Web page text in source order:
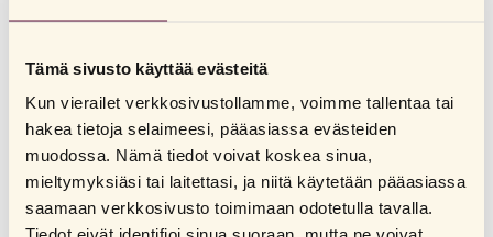
Tämä sivusto käyttää evästeitä
Kun vierailet verkkosivustollamme, voimme tallentaa tai
hakea tietoja selaimeesi, pääasiassa evästeiden
muodossa. Nämä tiedot voivat koskea sinua,
mieltymyksiäsi tai laitettasi, ja niitä käytetään pääasiassa
saamaan verkkosivusto toimimaan odotetulla tavalla.
vaikkei seksin harrastaminen olekaan fyysisesti haitallista,
harrastamisen psyykkisesti rasittavaksi raskauden aikana. Jos
jompikumpi teistä ei halua, ei teidän tietenkään tule harrastaa
seksiä.
ORGASMI RASKAUDEN AIKANA